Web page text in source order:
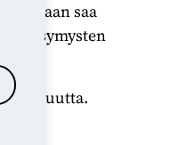
saa
kysymysten
uutta.